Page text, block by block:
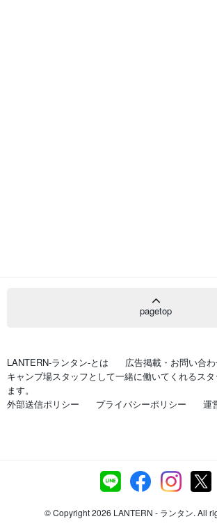
pagetop
LANTERN-ランタン-とは
広告掲載・お問い合
キャンプ場スタッフとして一緒に働いてくれるス
ます。
外部送信ポリシー
プライバシーポリシー 運
© Copyright 2026 LANTERN - ランタン. All